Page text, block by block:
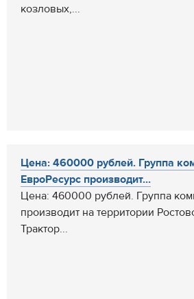
козловых,...
Цена: 460000 рублей. Группа
ЕвроРесурс производит...
Цена: 460000 рублей. Группа
производит на территории
Трактор...